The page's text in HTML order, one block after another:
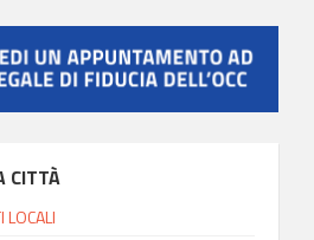
CITTÀ
LOCALI